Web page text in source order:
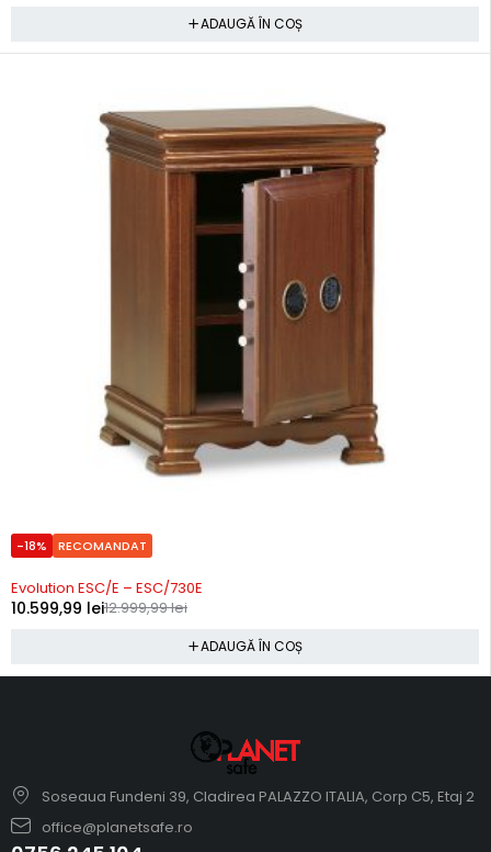
ADAUGĂ ÎN COȘ
-18% RECOMANDAT
Precomanda
Evolution ESC/E – ESC/730E
12.999,99lei
10.599,99 lei
ADAUGĂ ÎN COȘ
Soseaua Fundeni 39, Cladirea PALAZZO ITALIA, Corp C5, Etaj 2
office@planetsafe.ro